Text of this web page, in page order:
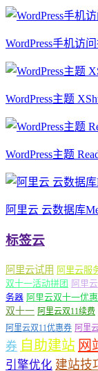
WordPress手机访
WordPress主题
WordPress主题
阿里云 云数据库
标签云
阿里云试用 阿里云服
双十一活动拼团 阿里
务器 阿里云双十一优
双十一 阿里云双11续费
阿里云双11优惠券 阿里
券 自助建站 网
引擎优化 建站技